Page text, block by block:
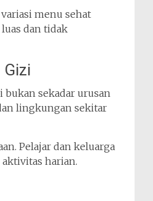
menu sehat
dan tidak
sekadar urusan
lingkungan sekitar
Pelajar dan keluarga
harian.